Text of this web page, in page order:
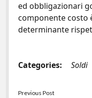
ed obbligazionari
componente costo
determinante
Categories: Soldi
Previous Post